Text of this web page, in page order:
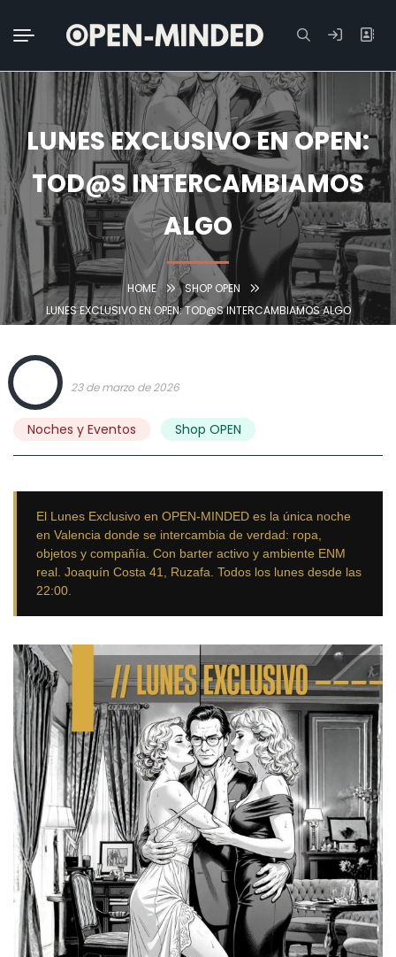
Buscar:
LUNES EXCLUSIVO EN OPEN:
TOD@S INTERCAMBIAMOS
ALGO
HOME
SHOP OPEN
LUNES EXCLUSIVO EN OPEN: TOD@S INTERCAMBIAMOS ALGO
23 de marzo de 2026
Noches y Eventos Shop OPEN
El Lunes Exclusivo en OPEN-MINDED es la única noche
en Valencia donde se intercambia de verdad: ropa,
objetos y compañía. Con barter activo y ambiente ENM
real. Joaquín Costa 41, Ruzafa. Todos los lunes desde las
22:00.